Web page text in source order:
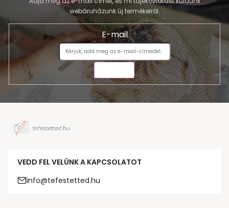
webáruházunk új termékeiről.
E-mail
VEDD FEL VELÜNK A KAPCSOLATOT
info@tefestetted.hu